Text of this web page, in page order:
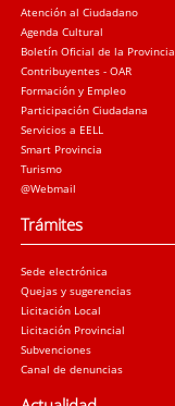
Atención al Ciudadano
Agenda Cultural
Boletín Oficial de la Provincia
Contribuyentes - OAR
Formación y Empleo
Participación Ciudadana
Servicios a EELL
Smart Provincia
Turismo
@Webmail
Trámites
Sede electrónica
Quejas y sugerencias
Licitación Local
Licitación Provincial
Subvenciones
Canal de denuncias